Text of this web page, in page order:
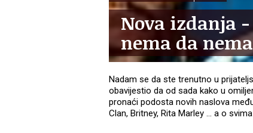
Nova izdanja
nema da nema
Nadam se da ste trenutno u
obavijestio da od sada kako u
pronaći podosta novih naslova
Clan, Britney, Rita Marley … a o